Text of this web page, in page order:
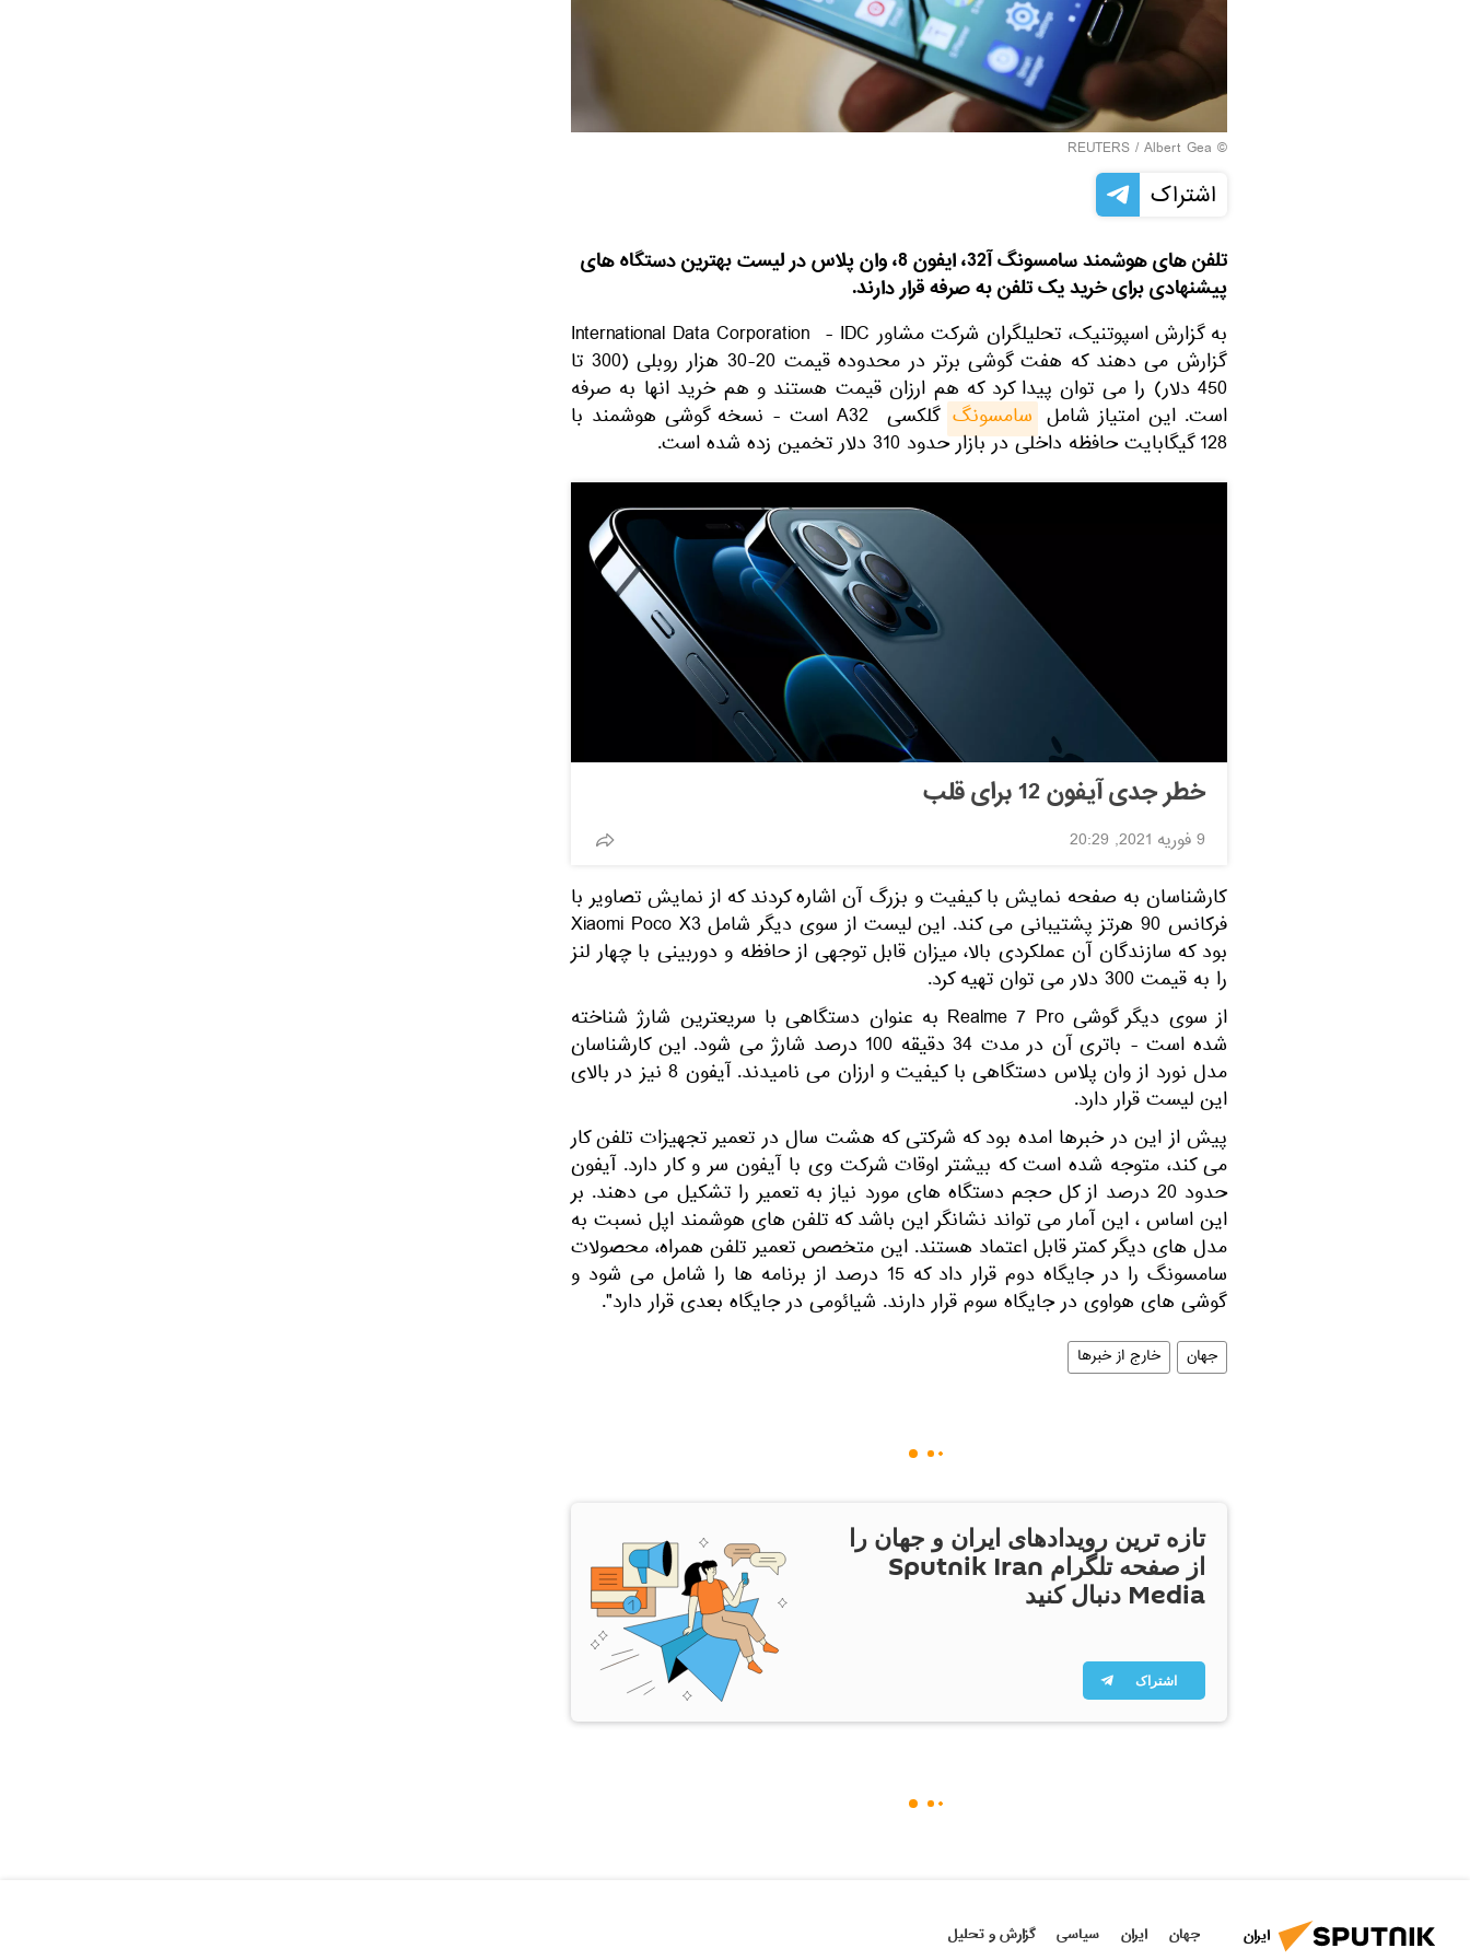
©
REUTERS / Albert Gea
اشتراک
تلفن های هوشمند سامسونگ آ32، ایفون 8، وان پلاس در لیست بهترین دستگاه های
پیشنهادی برای خرید یک تلفن به صرفه قرار دارند.
به گزارش اسپوتنیک، تحلیلگران شرکت مشاور International Data Corporation - IDC
گزارش می دهند که هفت گوشی برتر در محدوده قیمت 20-30 هزار روبلی (300 تا
450 دلار) را می توان پیدا کرد که هم ارزان قیمت هستند و هم خرید انها به صرفه
است. این امتیاز شامل سامسونگ گلکسی A32 است - نسخه گوشی هوشمند با
128 گیگابایت حافظه داخلی در بازار حدود 310 دلار تخمین زده شده است.
خطر جدی آیفون 12 برای قلب
9 فوریه 2021, 20:29
کارشناسان به صفحه نمایش با کیفیت و بزرگ آن اشاره کردند که از نمایش تصاویر با
فرکانس 90 هرتز پشتیبانی می کند. این لیست از سوی دیگر شامل Xiaomi Poco X3
بود که سازندگان آن عملکردی بالا، میزان قابل توجهی از حافظه و دوربینی با چهار لنز
را به قیمت 300 دلار می توان تهیه کرد.
از سوی دیگر گوشی Realme 7 Pro به عنوان دستگاهی با سریعترین شارژ شناخته
شده است - باتری آن در مدت 34 دقیقه 100 درصد شارژ می شود. این کارشناسان
مدل نورد از وان پلاس دستگاهی با کیفیت و ارزان می نامیدند. آیفون 8 نیز در بالای
این لیست قرار دارد.
پیش از این در خبرها امده بود که شرکتی که هشت سال در تعمیر تجهیزات تلفن کار
می کند، متوجه شده است که بیشتر اوقات شرکت وی با آیفون سر و کار دارد. آیفون
حدود 20 درصد از کل حجم دستگاه های مورد نیاز به تعمیر را تشکیل می دهند. بر
این اساس ، این آمار می تواند نشانگر این باشد که تلفن های هوشمند اپل نسبت به
مدل های دیگر کمتر قابل اعتماد هستند. این متخصص تعمیر تلفن همراه، محصولات
سامسونگ را در جایگاه دوم قرار داد که 15 درصد از برنامه ها را شامل می شود و
گوشی های هواوی در جایگاه سوم قرار دارند. شیائومی در جایگاه بعدی قرار دارد".
جهان خارج از خبرها
تازه ترین رویدادهای ایران و جهان را
از صفحه تلگرام Sputnik Iran
Media دنبال کنید
اشتراک
ایران جهان ایران سیاسی گزارش و تحلیل